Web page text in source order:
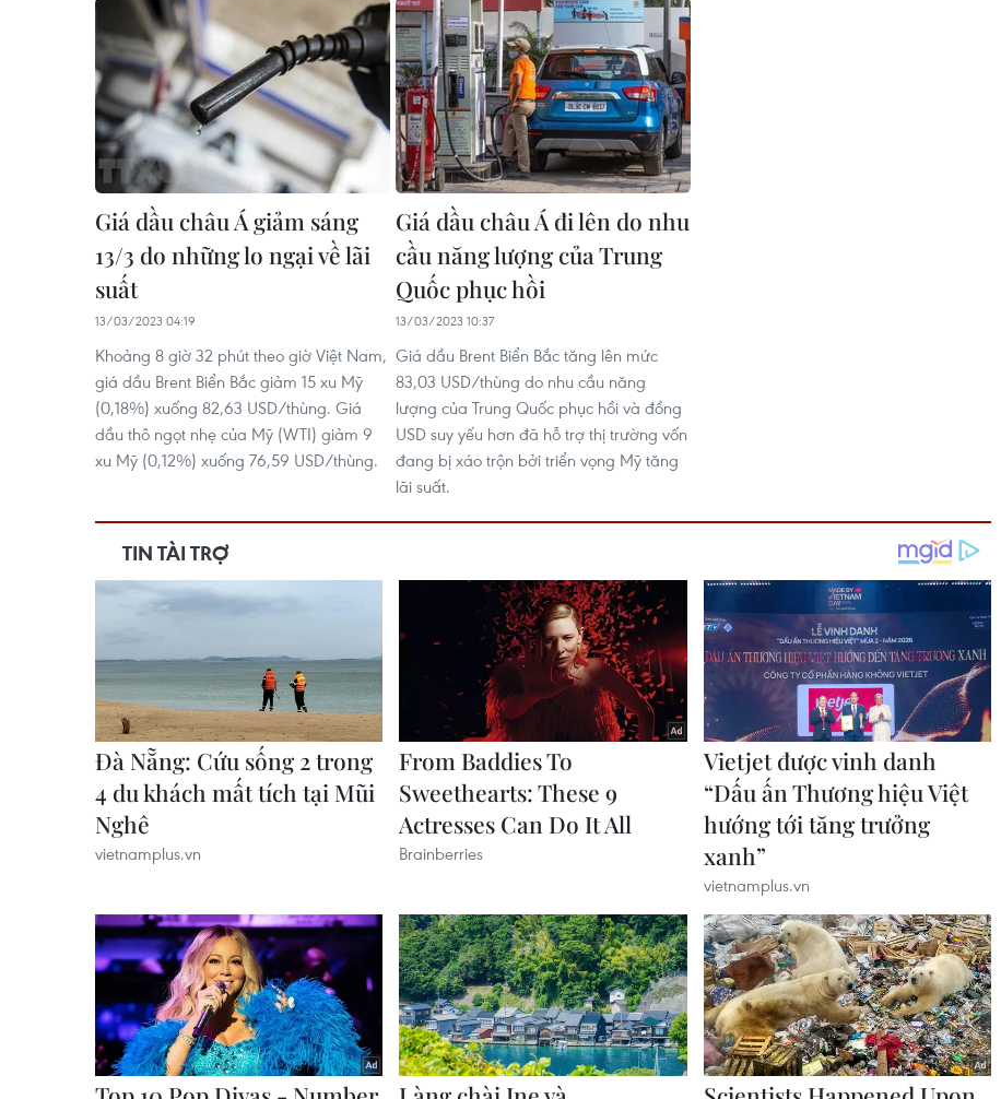
Giá dầu châu Á giảm sáng
13/3 do những lo ngại về lãi
suất
13/03/2023 04:19
Khoảng 8 giờ 32 phút theo giờ Việt Nam,
giá dầu Brent Biển Bắc giảm 15 xu Mỹ
(0,18%) xuống 82,63 USD/thùng. Giá
dầu thô ngọt nhẹ của Mỹ (WTI) giảm 9
xu Mỹ (0,12%) xuống 76,59 USD/thùng.
Giá dầu châu Á đi lên do nhu
cầu năng lượng của Trung
Quốc phục hồi
13/03/2023 10:37
Giá dầu Brent Biển Bắc tăng lên mức
83,03 USD/thùng do nhu cầu năng
lượng của Trung Quốc phục hồi và đồng
USD suy yếu hơn đã hỗ trợ thị trường vốn
đang bị xáo trộn bởi triển vọng Mỹ tăng
lãi suất.